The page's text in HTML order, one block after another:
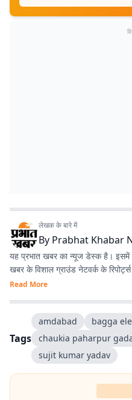
लेखक के बारे में
By Prabhat Khabar
यह प्रभात खबर का न्यूज डेस्क है। इसमें
खबर के विशाल ग्राउंड नेटवर्क के
Read More
Tags
amdabad
bagga
chaukia paharpur
sujit kumar yadav